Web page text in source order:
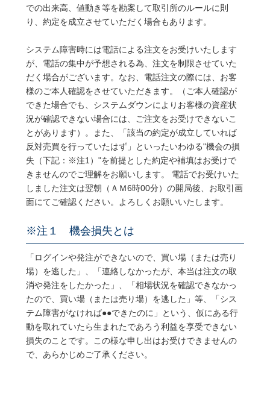
での出来高、値動き等を勘案して取引所のルールに則
り、約定を成立させていただく場合もあります。
システム障害時には電話による注文をお受けいたします
が、電話の集中が予想される為、注文を制限させていた
だく場合がございます。なお、電話注文の際には、お客
様のご本人確認をさせていただきます。（ご本人確認が
できた場合でも、システムダウンによりお客様の資産状
況が確認できない場合には、ご注文をお受けできないこ
とがあります）。また、「該当の約定が成立していれば
反対売買を行っていたはず」といったいわゆる"機会の損
失（下記：※注1）"を前提とした約定や補填はお受けで
きませんのでご理解をお願いします。 電話でお受けいた
しました注文は翌朝（ＡＭ6時00分）の開局後、お取引画
面にてご確認ください。よろしくお願いいたします。
※注１ 機会損失とは
「ログインや発注ができないので、買い場（または売り
場）を逃した」、「連絡しなかったが、本当は注文の取
消や発注をしたかった」、「相場状況を確認できなかっ
たので、買い場（または売り場）を逃した」等、「シス
テム障害がなければ●●できたのに」という、仮にある行
動を取れていたら生まれたであろう利益を享受できない
損失のことです。この様な申し出はお受けできませんの
で、あらかじめご了承ください。